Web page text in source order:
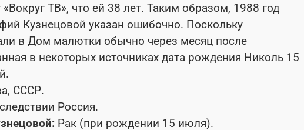
ТВ», что ей 38 лет. Таким образом, 1988 год
Кузнецовой указан ошибочно. Поскольку
в Дом малютки обычно через месяц после
в некоторых источниках дата рождения Николь 15
СССР.
Россия.
Рак (при рождении 15 июля).